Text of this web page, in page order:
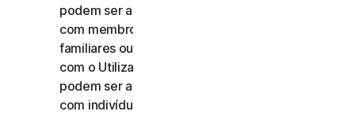
podem ser acedidos, utilizados ou partilhados
com membros da família, membros não
familiares ou outros indivíduos que não residam
com o Utilizador, e os Serviços Comerciais não
podem ser acedidos, utilizados ou partilhados
com indivíduos que não sejam colaboradores ou